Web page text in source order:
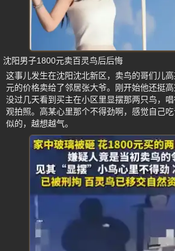
沈阳男子1800元卖百灵鸟后后悔
这事儿发生在沈阳沈北新区，卖鸟的哥们儿
元的价格卖给了邻居张大爷。刚开始他还挺
没过几天看到买主在小区里显摆那两只鸟，
观拍照。高某心里那个不得劲啊，感觉自己
似的，越想越气。